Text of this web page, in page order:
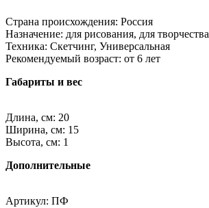
Страна происхождения: Россия
Назначение: для рисования, для творчества
Техника: Скетчинг, Универсальная
Рекомендуемый возраст: от 6 лет
Габариты и вес
Длина, см: 20
Ширина, см: 15
Высота, см: 1
Дополнительные
Артикул: ПФ